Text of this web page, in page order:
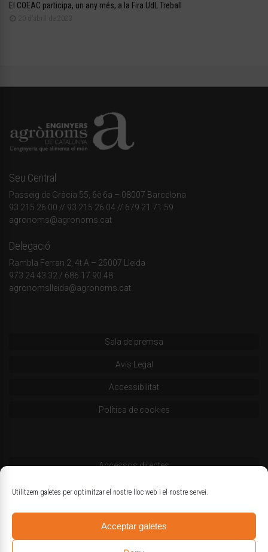
Utilitzem galetes per optimitzar el nostre lloc web i el nostre servei.
Acceptar galetes
El COEAC participa, un any més, a la Fira UdL Treball
20 d'abril de 2023
Seu Central
Passeig de Gràcia 55, 6è 6a – 08007 Barcelona
93 215 26 00 // 93 215 26 04 // 679 21 71 59
agronoms@agronoms.cat
Delegació
Rambla Ferran 2, 4t A – 25007 Lleida
973 24 43 32 / 686 17 90 48
agronomslleida@agronoms.cat
Sala de premsa
Avís Legal
Accessibilitat
Política de cookies
Accessos directes
Codi deontològic
Estatuts
Logotips oficials